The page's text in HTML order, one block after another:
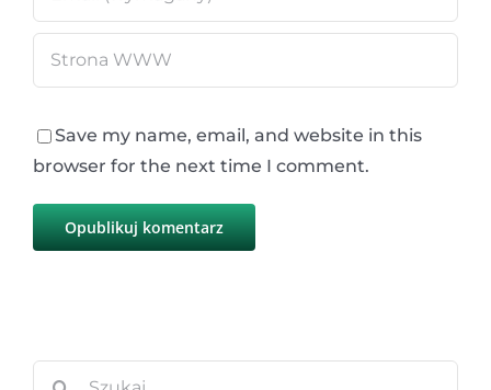
Save my name, email, and website in this
browser for the next time I comment.